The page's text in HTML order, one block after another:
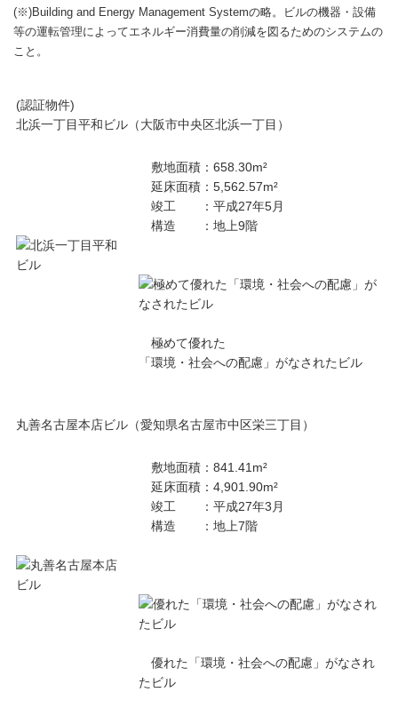
(※)Building and Energy Management Systemの略。ビルの機器・設備
等の運転管理によってエネルギー消費量の削減を図るためのシステムの
こと。
(認証物件)
北浜一丁目平和ビル（大阪市中央区北浜一丁目）
敷地面積：658.30m²
延床面積：5,562.57m²
竣工 ：平成27年5月
構造 ：地上9階
極めて優れた
「環境・社会への配慮」がなされたビル
丸善名古屋本店ビル（愛知県名古屋市中区栄三丁目）
敷地面積：841.41m²
延床面積：4,901.90m²
竣工 ：平成27年3月
構造 ：地上7階
優れた「環境・社会への配慮」がなされ
たビル